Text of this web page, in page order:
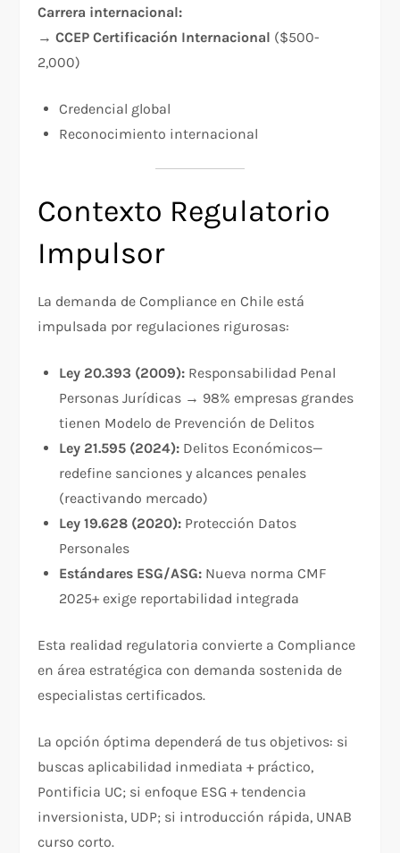
Carrera internacional:
→CCEP Certificación Internacional ($500-
2,000)
Credencial global
Reconocimiento internacional​
Contexto Regulatorio
Impulsor
La demanda de Compliance en Chile está
impulsada por regulaciones rigurosas:​
Ley 20.393 (2009): Responsabilidad Penal
Personas Jurídicas → 98% empresas grandes
tienen Modelo de Prevención de Delitos
Ley 21.595 (2024): Delitos Económicos—
redefine sanciones y alcances penales
(reactivando mercado)
Ley 19.628 (2020): Protección Datos
Personales
Estándares ESG/ASG: Nueva norma CMF
2025+ exige reportabilidad integrada
Esta realidad regulatoria convierte a Compliance
en área estratégica con demanda sostenida de
especialistas certificados.​
La opción óptima dependerá de tus objetivos: si
buscas aplicabilidad inmediata + práctico,
Pontificia UC; si enfoque ESG + tendencia
inversionista, UDP; si introducción rápida, UNAB
curso corto.​